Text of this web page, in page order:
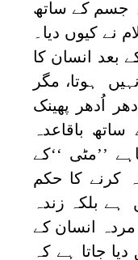
جسم کے ساتھ
نے کیوں دیا۔
بعد انسان کا
ہوتا، مگر
اُدھر پھینک
باقاعدہ
’’مٹی ‘‘کے
کرنے کا حکم
ہے بلکہ زندہ
مردہ انسان کے
جاتا ہے کہ